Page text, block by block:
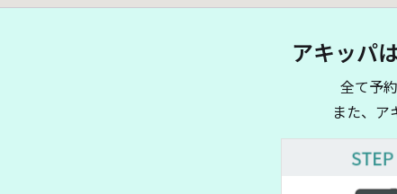
アキッパ
全て予
また、ア